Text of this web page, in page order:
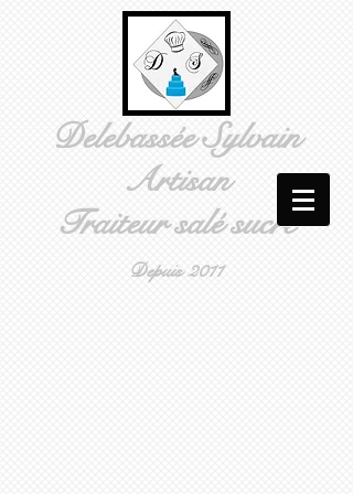
Delebassée Sylvain
Artisan
Traiteur salé sucré
Depuis 2011